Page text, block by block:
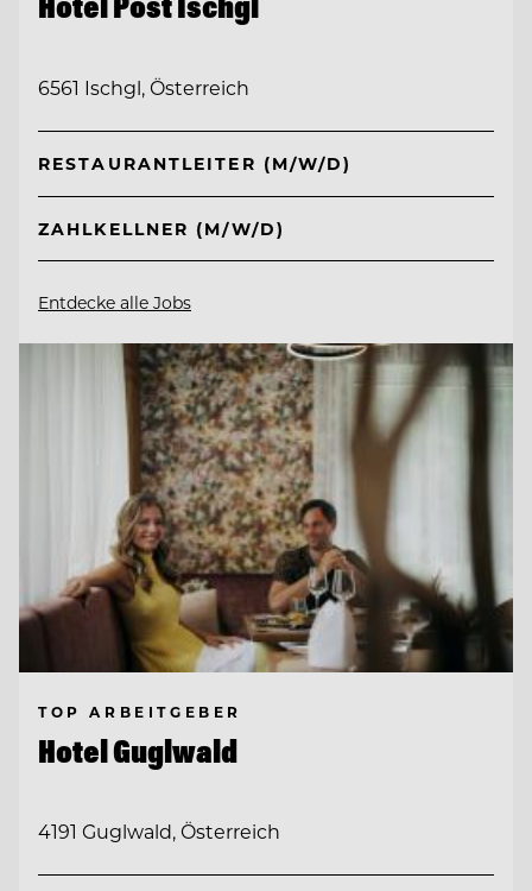
6561 Ischgl, Österreich
RESTAURANTLEITER (M/W/D)
ZAHLKELLNER (M/W/D)
Entdecke alle Jobs
TOP ARBEITGEBER
Hotel Guglwald
4191 Guglwald, Österreich